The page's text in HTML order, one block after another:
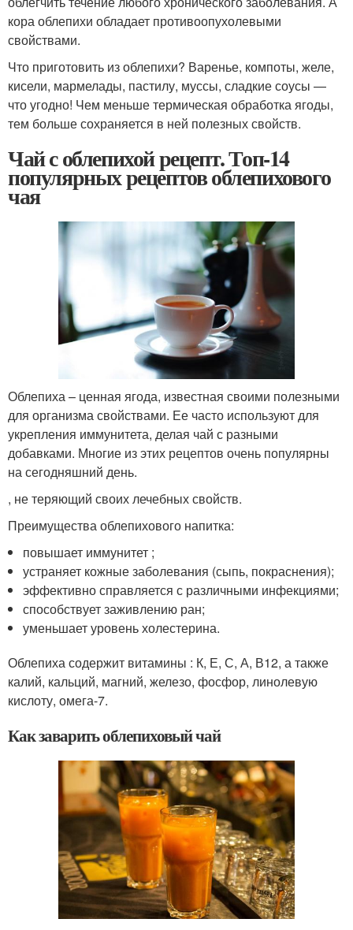
кора облепихи обладает противоопухолевыми
свойствами.
Что приготовить из облепихи? Варенье, компоты, желе,
кисели, мармелады, пастилу, муссы, сладкие соусы —
что угодно! Чем меньше термическая обработка ягоды,
тем больше сохраняется в ней полезных свойств.
Чай с облепихой рецепт. Топ-14
популярных рецептов облепихового
чая
Облепиха – ценная ягода, известная своими полезными
для организма свойствами. Ее часто используют для
укрепления иммунитета, делая чай с разными
добавками. Многие из этих рецептов очень популярны
на сегодняшний день.
, не теряющий своих лечебных свойств.
Преимущества облепихового напитка:
повышает иммунитет ;
устраняет кожные заболевания (сыпь, покраснения);
эффективно справляется с различными инфекциями;
способствует заживлению ран;
уменьшает уровень холестерина.
Облепиха содержит витамины : К, Е, С, А, В12, а также
калий, кальций, магний, железо, фосфор, линолевую
кислоту, омега-7.
Как заварить облепиховый чай